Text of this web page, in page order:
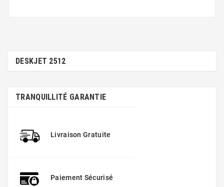
DESKJET 2512
TRANQUILLITÉ GARANTIE
Livraison Gratuite
Paiement Sécurisé